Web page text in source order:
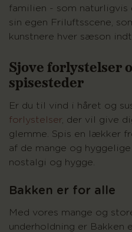
familien - som naturligvis
sin egen Friluftsscene,
kunstnere hver sæson
Sjove forlystelser
spisesteder
Er du til vind i håret og
forlystelser, der vil give
glemme. Spis en lækker
af de mange og
nostalgi og hygge.
Bakken er for alle
Med vores mange og
underholdning er Bakken